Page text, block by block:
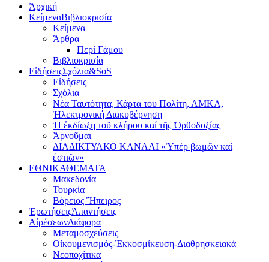
Ἀρχική
ΚείμεναΒιβλιοκρισία
Κείμενα
Άρθρα
Περί Γάμου
Βιβλιοκρισία
ΕἰδήσειςΣχόλια&SoS
Εἰδήσεις
Σχόλια
Νέα Ταυτότητα, Κάρτα του Πολίτη, ΑΜΚΑ,
Ἠλεκτρονική Διακυβέρνηση
Ἡ ἐκδίωξη τοῦ κλήρου καί τῆς Ὀρθοδοξίας
Ἀρνοῦμαι
ΔΙΑΔΙΚΤΥΑΚΟ ΚΑΝΑΛΙ «Ὑπέρ βωμῶν καί
ἑστιῶν»
ΕΘΝΙΚΑΘΕΜΑΤΑ
Μακεδονία
Τουρκία
Βόρειος Ἤπειρος
ἘρωτήσειςἈπαντήσεις
ΑἱρέσεωνΔιάφορα
Μεταμοσχεύσεις
Οἰκουμενισμός-Ἐκκοσμίκευση-Διαθρησκειακά
Νεοποχίτικα